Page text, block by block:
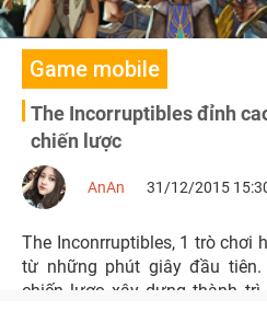
Game mobile
The Incorruptibles đỉnh
chiến lược
AnAn 31/12/2015
The Inconrruptibles, 1 trò chơi
từ những phút giây đầu tiên.
chiến lược xây dựng thành